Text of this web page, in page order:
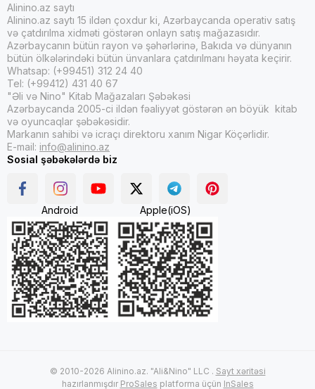
Alinino.az saytı
Alinino.az saytı 15 ildən çoxdur ki, Azərbaycanda operativ satış
və çatdırılma xidməti göstərən onlayn satış mağazasıdır.
Azərbaycanın bütün rayon və şəhərlərinə, Bakıda və dünyanın
bütün ölkələrindəki bütün ünvanlara çatdırılmanı həyata keçirir.
Whatsap: (+99451) 312 24 40
Tel: (+99412) 431 40 67
"Əli və Nino" Kitab Mağazaları Şəbəkəsi
Azərbaycanda 2005-ci ildən fəaliyyət göstərən ən böyük kitab
və oyuncaqlar şəbəkəsidir.
Markanın sahibi və icraçı direktoru xanım Nigar Köçərlidir.
E-mail: info@alinino.az
Sosial şəbəkələrdə biz
Android Apple(iOS)
© 2010-2026 Alinino.az. "Ali&Nino" LLC . Sayt xəritəsi
hazırlanmışdır ProSales platforma üçün InSales